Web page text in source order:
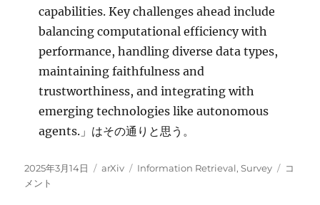
capabilities. Key challenges ahead include
balancing computational efficiency with
performance, handling diverse data types,
maintaining faithfulness and
trustworthiness, and integrating with
emerging technologies like autonomous
agents.」はその通りと思う。
投
稿
2025年3月14日
カ
arXiv
タ
Information Retrieval,Survey
A
コ
メント